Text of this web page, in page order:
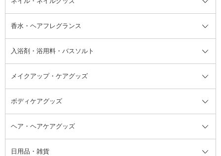
リップクリーム・リップケア
顔用マッサージ料
ハイライト・シェーディング
ネイルケア
脱毛・除毛ケア
頭皮ケア・育毛剤
その他シャンプー・ヘアケア・ヘ
アスタイリング
その他日焼け対策・UVケア
て
フット用デオドラント・制汗剤・
汗ケア
ネイル・ネイルグッズ全て
ジェルネイル
リムーバー・除光液
香水・ヘアフレグランス
香水・ヘアフレグランス全て
フレグランスミスト
その他香水・ヘアフレグランス
入浴剤・浴用料・バスソルト
入浴剤・浴用料・バスソルト全て
バスソルト
メイクアップ・ケアグッズ
メイクアップ・ケアグッズ全て
コットン・綿棒
洗顔グッズ
ボディケアグッズ
ボディケアグッズ全て
マッサージ・ボディケアグッズ
ヘア・ヘアケアグッズ
ヘア・ヘアケアグッズ全て
日用品・雑貨